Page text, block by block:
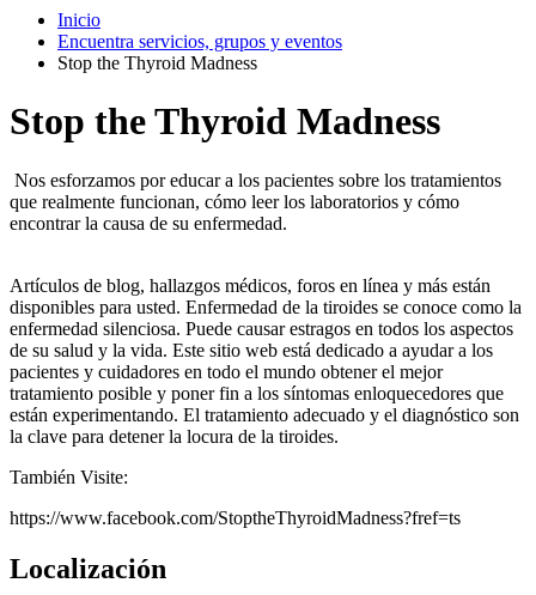
Inicio
Encuentra servicios, grupos y eventos
Stop the Thyroid Madness
Stop the Thyroid Madness
Nos esforzamos por educar a los pacientes sobre los tratamientos
que realmente funcionan, cómo leer los laboratorios y cómo
encontrar la causa de su enfermedad.
Artículos de blog, hallazgos médicos, foros en línea y más están
disponibles para usted. Enfermedad de la tiroides se conoce como la
enfermedad silenciosa. Puede causar estragos en todos los aspectos
de su salud y la vida. Este sitio web está dedicado a ayudar a los
pacientes y cuidadores en todo el mundo obtener el mejor
tratamiento posible y poner fin a los síntomas enloquecedores que
están experimentando. El tratamiento adecuado y el diagnóstico son
la clave para detener la locura de la tiroides.
También Visite:
https://www.facebook.com/StoptheThyroidMadness?fref=ts
Localización